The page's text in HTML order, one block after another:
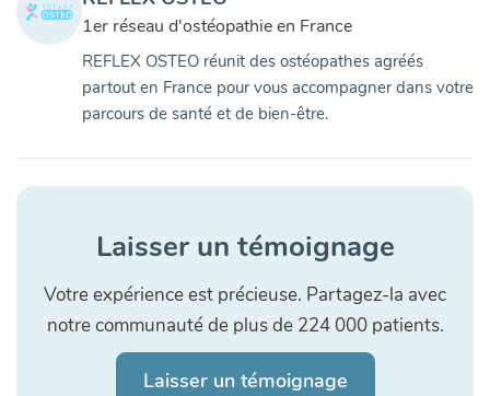
1er réseau d'ostéopathie en France
REFLEX OSTEO réunit des ostéopathes agréés
partout en France pour vous accompagner dans votre
parcours de santé et de bien-être.
Laisser un témoignage
Votre expérience est précieuse. Partagez-la avec
notre communauté de plus de 224 000 patients.
Laisser un témoignage